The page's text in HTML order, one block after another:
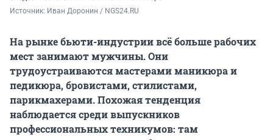
Источник: Иван Доронин / NGS24.RU
На рынке бьюти-индустрии всё больше рабочих
мест занимают мужчины. Они
трудоустраиваются мастерами маникюра и
педикюра, бровистами, стилистами,
парикмахерами. Похожая тенденция
наблюдается среди выпускников
профессиональных техникумов: там